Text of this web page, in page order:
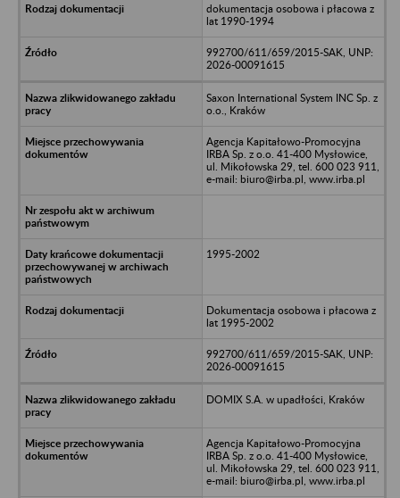
dokumentacja osobowa i płacowa z
lat 1990-1994
992700/611/659/2015-SAK, UNP:
2026-00091615
Saxon International System INC Sp. z
o.o., Kraków
Agencja Kapitałowo-Promocyjna
IRBA Sp. z o.o. 41-400 Mysłowice,
ul. Mikołowska 29, tel. 600 023 911,
e-mail: biuro@irba.pl, www.irba.pl
1995-2002
Dokumentacja osobowa i płacowa z
lat 1995-2002
992700/611/659/2015-SAK, UNP:
2026-00091615
DOMIX S.A. w upadłości, Kraków
Agencja Kapitałowo-Promocyjna
IRBA Sp. z o.o. 41-400 Mysłowice,
ul. Mikołowska 29, tel. 600 023 911,
e-mail: biuro@irba.pl, www.irba.pl